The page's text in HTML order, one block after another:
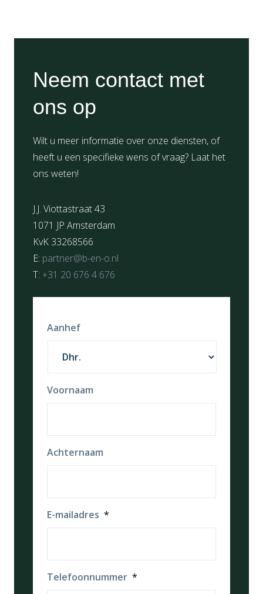
Neem contact met
ons op
Wilt u meer informatie over onze diensten, of
heeft u een specifieke wens of vraag? Laat het
ons weten!
J.J. Viottastraat 43
1071 JP Amsterdam
KvK 33268566
E: partner@b-en-o.nl
T: +31 20 676 4 676
Aanhef
Voornaam
Achternaam
E-mailadres *
Telefoonnummer *